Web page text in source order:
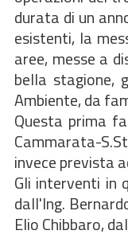
durata di un
esistenti, la
aree, messe a
bella stagione,
Ambiente, da
Questa prima
Cammarata-
invece prevista
Gli interventi in
dall'Ing.
Elio Chibbaro,